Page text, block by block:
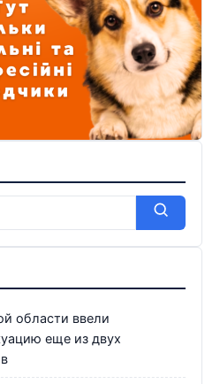
области ввели
еще из двух